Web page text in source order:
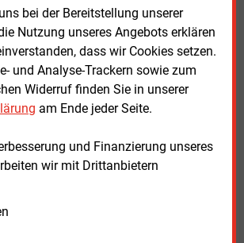
bei der Bereitstellung unserer
Nutzung unseres Angebots erklären
dass wir Cookies setzen.
und Analyse-Trackern sowie zum
Widerruf finden Sie in unserer
am Ende jeder Seite.
und Finanzierung unseres
wir mit Drittanbietern
die Forderung indirekt von
Die Unterzeichner verweisen auf
Positionspapier des
für Wärme, Kälte und KWK
Verbands kommunaler
ebenfalls auf die Folgen der langen
hingewiesen.
Debatte zudem mit
Argumenten. Investitionen in